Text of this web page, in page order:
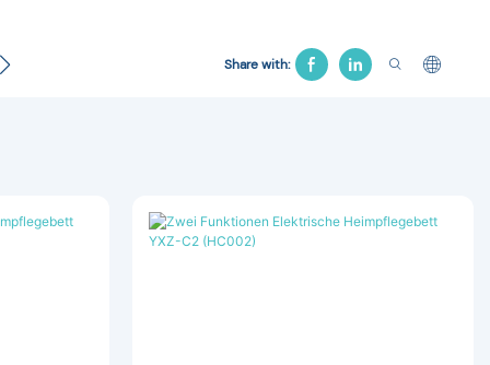
Kontakt Gynäkologisches Bett Krankenhausstuhl
Share with: